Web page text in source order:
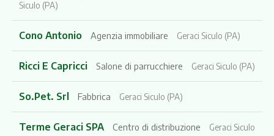
Siculo (PA)
Cono Antonio Agenzia immobiliare Geraci Siculo (PA)
Ricci E Capricci Salone di parrucchiere Geraci Siculo (PA)
So.Pet. Srl Fabbrica Geraci Siculo (PA)
Terme Geraci SPA Centro di distribuzione
Geraci Siculo